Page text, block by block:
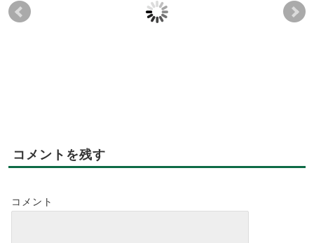
《お知らせ：【7月26
日】7月度「未病を改善
《お知らせ：【5月23
日】5月度「未病を改善
【5
コメントを残す
コメント